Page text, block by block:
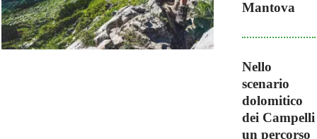
Mantova
Nello
scenario
dolomitico
dei Campelli
un percorso